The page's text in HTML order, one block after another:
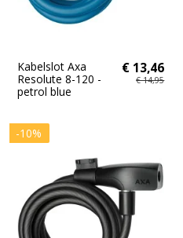
Kabelslot Axa
Resolute 8-120 -
petrol blue
€ 13,46
€ 14,95
-10%